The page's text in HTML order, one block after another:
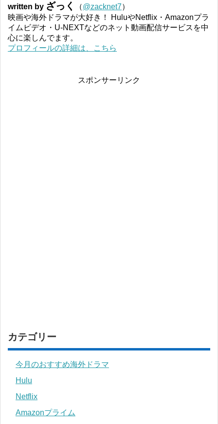
written by ざっく （@zacknet7）
映画や海外ドラマが大好き！ HuluやNetflix・Amazonプラ
イムビデオ・U-NEXTなどのネット動画配信サービスを中
心に楽しんでます。
プロフィールの詳細は、こちら
スポンサーリンク
カテゴリー
今月のおすすめ海外ドラマ
Hulu
Netflix
Amazonプライム